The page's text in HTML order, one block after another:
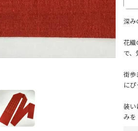
深み
花織
で、
街歩
に
装い
みを